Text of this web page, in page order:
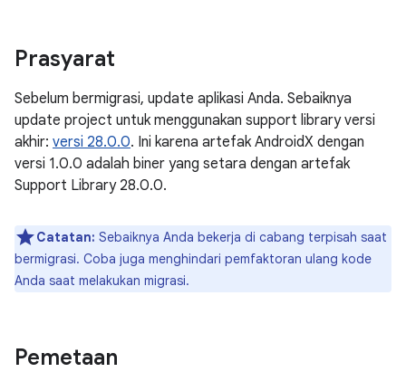
Prasyarat
Sebelum bermigrasi, update aplikasi Anda. Sebaiknya
update project untuk menggunakan support library versi
akhir: versi 28.0.0. Ini karena artefak AndroidX dengan
versi 1.0.0 adalah biner yang setara dengan artefak
Support Library 28.0.0.
Catatan: Sebaiknya Anda bekerja di cabang terpisah saat
bermigrasi. Coba juga menghindari pemfaktoran ulang kode
Anda saat melakukan migrasi.
Pemetaan